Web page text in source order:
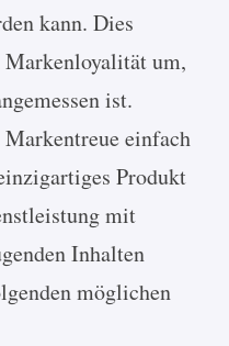
kann. Dies
um,
ist.
einfach
Produkt
mit
Inhalten
möglichen